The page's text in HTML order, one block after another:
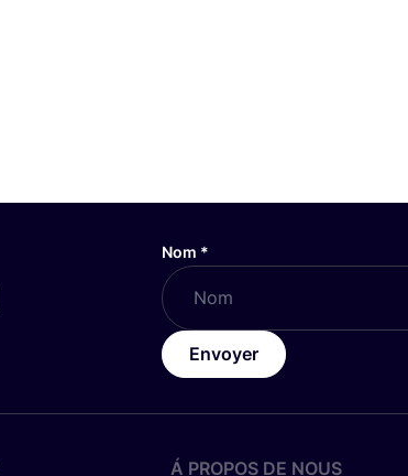
Nom *
Envoyer
Á PROPOS DE NOUS